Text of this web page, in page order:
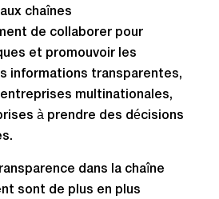
chaînes
de collaborer pour
et promouvoir les
informations transparentes,
multinationales,
à prendre des décisions
dans la chaîne
sont de plus en plus